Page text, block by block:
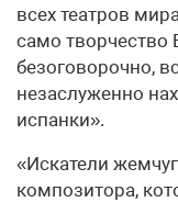
всех театров
само творчество
безоговорочно,
незаслуженно
испанки».
«Искатели
композитора,